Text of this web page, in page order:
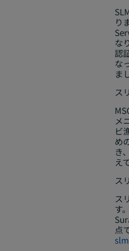
り
な
認
な
ま
ス
メ
ビ
め
き
え
ス
ス
す
点